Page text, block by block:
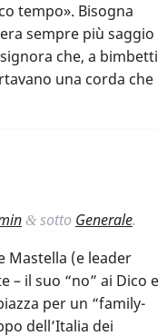
tempo». Bisogna
sempre più saggio
che, a bimbetti
una corda che
& sotto Generale.
Mastella (e leader
– il suo “no” ai Dico e
per un “family-
dell’Italia dei